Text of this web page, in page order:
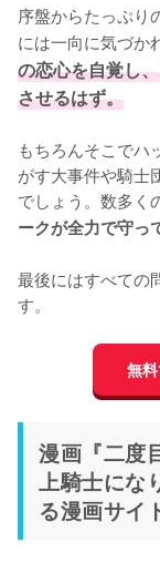
序盤からたっぷり
には一向に気づか
の恋心を自覚し
させるはず。
もちろんそこでハ
がす大事件や騎士
でしょう。数多く
ークが全力で守っ
最後にはすべての
す。
無
漫画『二度
上騎士にな
る漫画サイ